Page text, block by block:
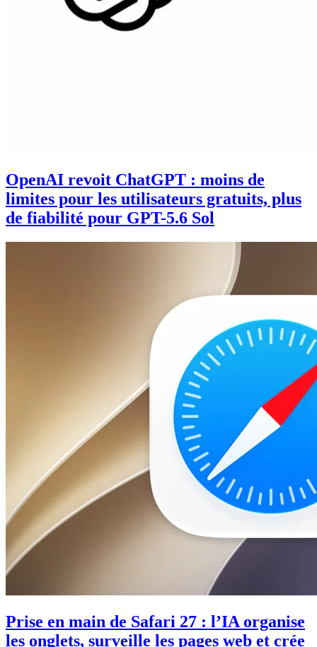
OpenAI revoit ChatGPT : moins de
limites pour les utilisateurs gratuits, plus
de fiabilité pour GPT-5.6 Sol
Prise en main de Safari 27 : l’IA organise
les onglets, surveille les pages web et crée